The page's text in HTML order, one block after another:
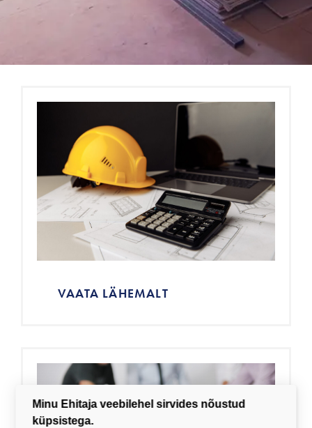
Eelarvestaja
VAATA LÄHEMALT
Minu Ehitaja veebilehel sirvides nõustud
küpsistega.